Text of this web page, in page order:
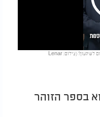
האם מותר לקרוא בספר הזוהר? והאם ספר הזוהר יכול לגרום לשיגעון? (צילום: Lenar
בספר הזוהר